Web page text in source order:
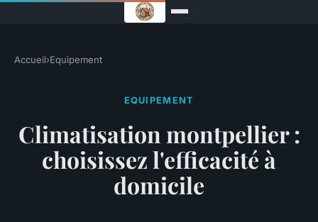
Accueil›Equipement
EQUIPEMENT
Climatisation montpellier :
choisissez l'efficacité à
domicile